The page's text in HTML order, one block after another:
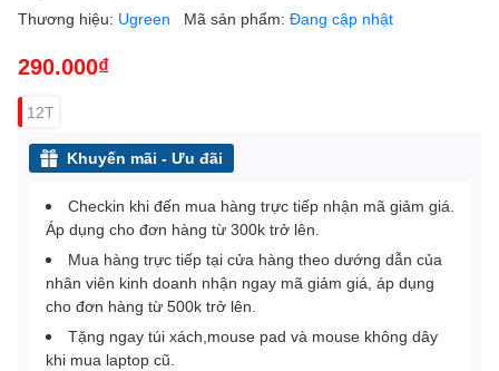
Thương hiệu: Ugreen Mã sản phẩm: Đang cập nhật
290.000₫
12T
Khuyến mãi - Ưu đãi
Checkin khi đến mua hàng trực tiếp nhận mã giảm giá.
Áp dụng cho đơn hàng từ 300k trở lên.
Mua hàng trực tiếp tại cửa hàng theo dướng dẫn của
nhân viên kinh doanh nhận ngay mã giảm giá, áp dụng
cho đơn hàng từ 500k trở lên.
Tặng ngay túi xách,mouse pad và mouse không dây
khi mua laptop cũ.